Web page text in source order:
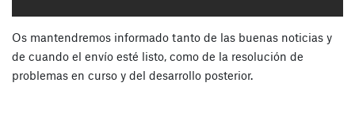
Os mantendremos informado tanto de las buenas noticias y
de cuando el envío esté listo, como de la resolución de
problemas en curso y del desarrollo posterior.